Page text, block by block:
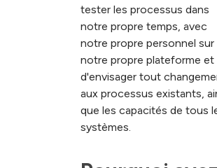
tester les processus dans
notre propre temps, avec
notre propre personnel sur
notre propre plateforme et
d'envisager tout
aux processus existants,
que les capacités de tous
systèmes.